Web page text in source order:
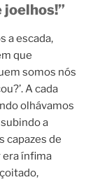
joelhos!”
a escada,
que
somos nós
A cada
olhávamos
a
capazes de
era ínfima